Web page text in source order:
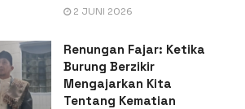
2 JUNI 2026
Renungan Fajar: Ketika
Burung Berzikir
Mengajarkan Kita
Tentang Kematian